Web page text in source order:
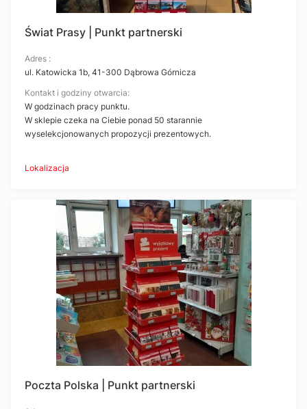
Świat Prasy | Punkt partnerski
Adres :
ul. Katowicka 1b, 41-300 Dąbrowa Górnicza
Kontakt i godziny otwarcia:
W godzinach pracy punktu.
W sklepie czeka na Ciebie ponad 50 starannie
wyselekcjonowanych propozycji prezentowych.
Lokalizacja
Poczta Polska | Punkt partnerski